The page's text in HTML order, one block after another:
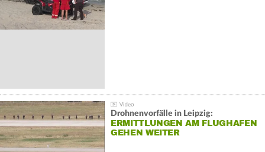
Drohnenvorfälle in Leipzig:
ERMITTLUNGEN AM FLUGHAFEN
GEHEN WEITER